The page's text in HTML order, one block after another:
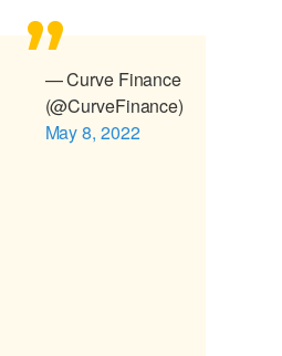
— Curve Finance
(@CurveFinance)
May 8, 2022